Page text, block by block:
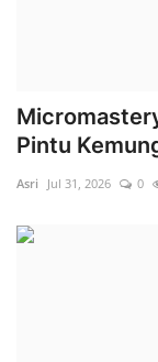
Pintu
Asri Jul 31, 2026 0